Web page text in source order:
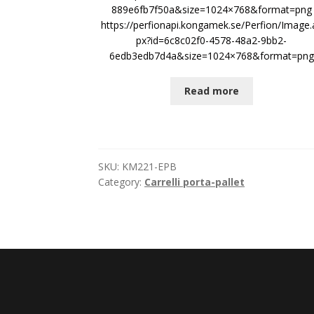
889e6fb7f50a&size=1024×768&format=png
https://perfionapi.kongamek.se/Perfion/
px?id=6c8c02f0-4578-48a2-9bb2-
6edb3edb7d4a&size=1024×768&format=png
Read more
SKU: KM221-EPB
Category: Carrelli porta-pallet